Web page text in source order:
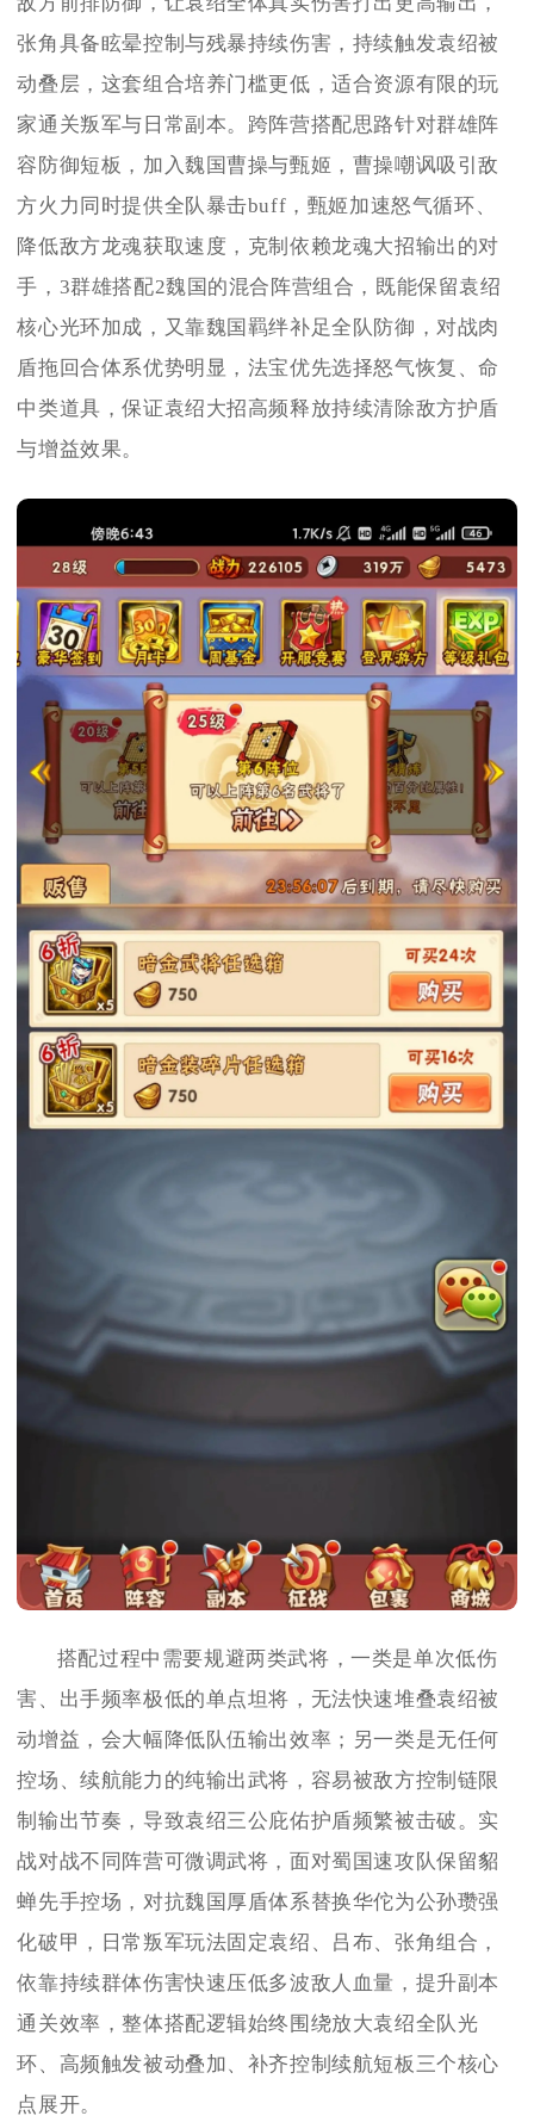
张角具备眩晕控制与残暴持续伤害，持续触发袁绍被
动叠层，这套组合培养门槛更低，适合资源有限的玩
家通关叛军与日常副本。跨阵营搭配思路针对群雄阵
容防御短板，加入魏国曹操与甄姬，曹操嘲讽吸引敌
方火力同时提供全队暴击buff，甄姬加速怒气循环、
降低敌方龙魂获取速度，克制依赖龙魂大招输出的对
手，3群雄搭配2魏国的混合阵营组合，既能保留袁绍
核心光环加成，又靠魏国羁绊补足全队防御，对战肉
盾拖回合体系优势明显，法宝优先选择怒气恢复、命
中类道具，保证袁绍大招高频释放持续清除敌方护盾
与增益效果。
搭配过程中需要规避两类武将，一类是单次低伤
害、出手频率极低的单点坦将，无法快速堆叠袁绍被
动增益，会大幅降低队伍输出效率；另一类是无任何
控场、续航能力的纯输出武将，容易被敌方控制链限
制输出节奏，导致袁绍三公庇佑护盾频繁被击破。实
战对战不同阵营可微调武将，面对蜀国速攻队保留貂
蝉先手控场，对抗魏国厚盾体系替换华佗为公孙瓒强
化破甲，日常叛军玩法固定袁绍、吕布、张角组合，
依靠持续群体伤害快速压低多波敌人血量，提升副本
通关效率，整体搭配逻辑始终围绕放大袁绍全队光
环、高频触发被动叠加、补齐控制续航短板三个核心
点展开。